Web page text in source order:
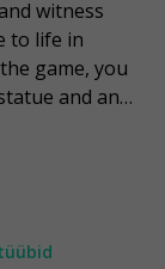
witness
to life in
game, you
and an
You will
"Heavy
for his
his high-